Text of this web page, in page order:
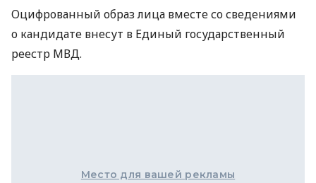
Оцифрованный образ лица вместе со сведениями
о кандидате внесут в Единый государственный
реестр МВД.
Место для вашей рекламы